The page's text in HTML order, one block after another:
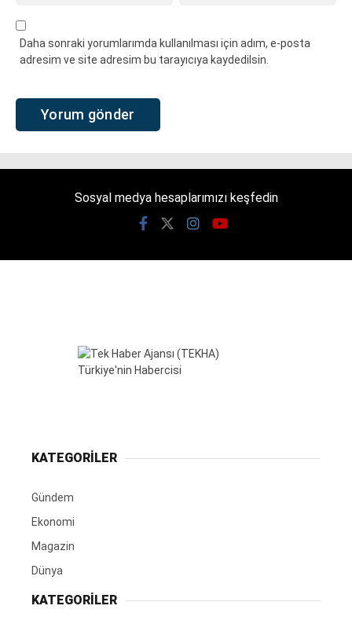
Daha sonraki yorumlarımda kullanılması için adım, e-posta
adresim ve site adresim bu tarayıcıya kaydedilsin.
Sosyal medya hesaplarımızı keşfedin
KATEGORİLER
Gündem
Ekonomi
Magazin
Dünya
KATEGORİLER